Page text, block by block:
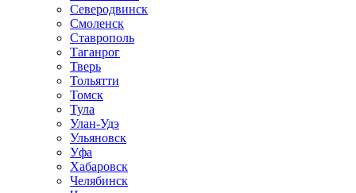
Северодвинск
Смоленск
Ставрополь
Таганрог
Тверь
Тольятти
Томск
Тула
Улан-Удэ
Ульяновск
Уфа
Хабаровск
Челябинск